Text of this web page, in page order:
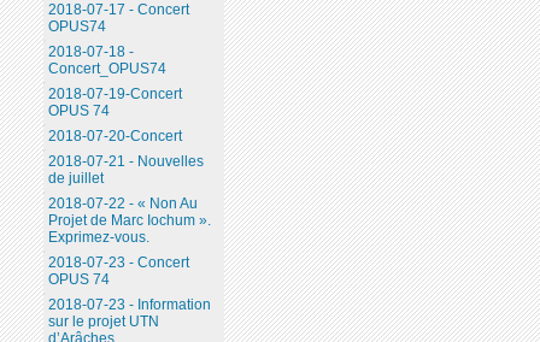
2018-07-17 - Concert
OPUS74
2018-07-18 -
Concert_OPUS74
2018-07-19-Concert
OPUS 74
2018-07-20-Concert
2018-07-21 - Nouvelles
de juillet
2018-07-22 - « Non Au
Projet de Marc Iochum ».
Exprimez-vous.
2018-07-23 - Concert
OPUS 74
2018-07-23 - Information
sur le projet UTN